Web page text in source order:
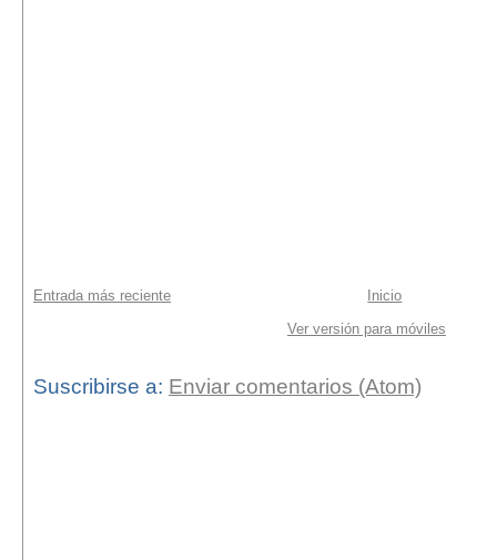
Entrada más reciente
Inicio
Ver versión para móviles
Suscribirse a: Enviar comentarios (Atom)